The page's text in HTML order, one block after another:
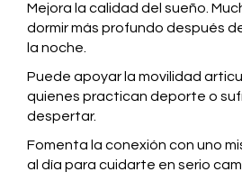
Mejora la calidad del sueño.
dormir más profundo después
la noche.
Puede apoyar la movilidad
quienes practican deporte o
despertar.
Fomenta la conexión con uno
al día para cuidarte en serio